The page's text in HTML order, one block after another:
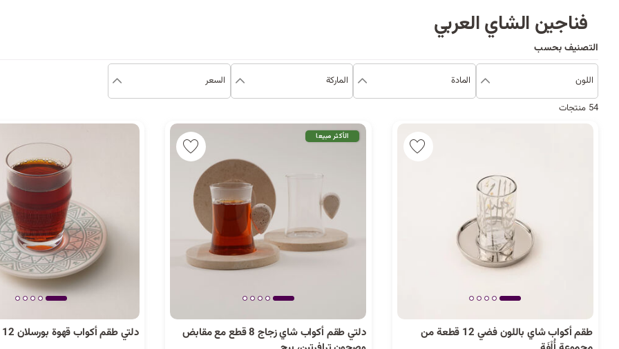
فناجين الشاي العربي
التصنيف بحسب
اللون المادة الماركة السعر
54 منتجات
طقم أكواب شاي باللون فضي 12 قطعة من
الأكثر مبيعا
دلتي طقم أكواب شاي زجاج 8 قطع مع مقابض
دلتي طقم أكواب قهوة بورسلان 12 قطع، أخضر